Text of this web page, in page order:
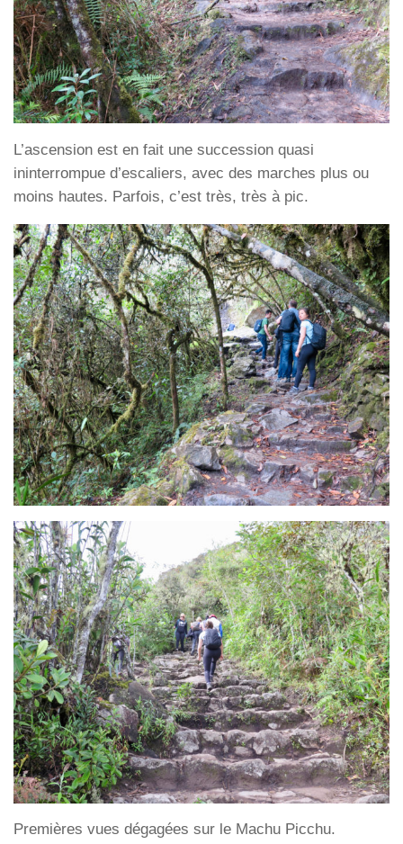
L’ascension est en fait une succession quasi
ininterrompue d’escaliers, avec des marches plus ou
moins hautes. Parfois, c’est très, très à pic.
Premières vues dégagées sur le Machu Picchu.